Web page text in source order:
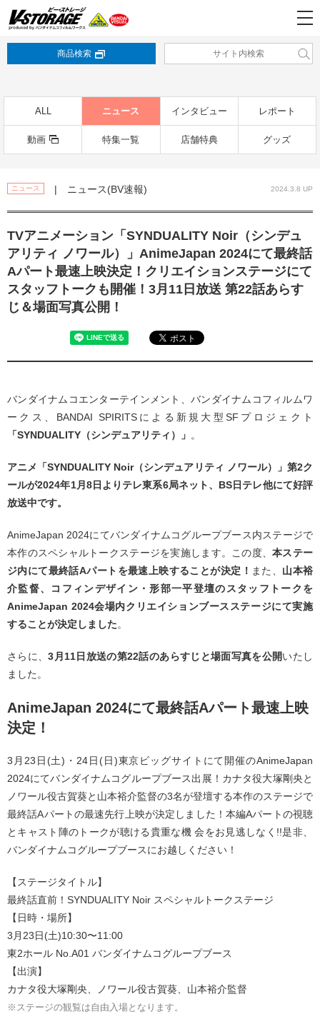
商品検索
ALL ニュース インタビュー レポート
動画 特集一覧 店舗特典 グッズ
ニュース | ニュース(BV速報) 2024.3.8 UP
TVアニメーション「SYNDUALITY Noir（シンデュ
アリティ ノワール）」AnimeJapan 2024にて最終話
Aパート最速上映決定！クリエイションステージにて
スタッフトークも開催！3月11日放送 第22話あらす
じ＆場面写真公開！
バンダイナムコエンターテインメント、バンダイナムコフィルムワ
ークス、BANDAI SPIRITSによる新規大型SFプロジェクト
「SYNDUALITY（シンデュアリティ）」 。
アニメ「SYNDUALITY Noir（シンデュアリティ ノワール）」第2ク
ールが2024年1月8日よりテレ東系6局ネット、BS日テレ他にて好評
放送中です。
AnimeJapan 2024にてバンダイナムコグループブース内ステージで
本作のスペシャルトークステージを実施します。この度、本ステー
ジ内にて最終話Aパートを最速上映することが決定！ また、 山本裕
介監督、コフィンデザイン・形部一平登壇のスタッフトークを
AnimeJapan 2024会場内クリエイションブースステージにて実施
することが決定しました。
さらに、3月11日放送の第22話のあらすじと場面写真を公開いたし
ました。
AnimeJapan 2024にて最終話Aパート最速上映
決定！
3月23日(土)・24日(日)東京ビッグサイトにて開催のAnimeJapan
2024にてバンダイナムコグループブース出展！カナタ役大塚剛央と
ノワール役古賀葵と山本裕介監督の3名が登壇する本作のステージで
最終話Aパートの最速先行上映が決定しました！本編Aパートの視聴
とキャスト陣のトークが聴ける貴重な機 会をお見逃しなく!!是非、
バンダイナムコグループブースにお越しください！
【ステージタイトル】
最終話直前！SYNDUALITY Noir スペシャルトークステージ
【日時・場所】
3月23日(土)10:30〜11:00
東2ホール No.A01 バンダイナムコグループブース
【出演】
カナタ役大塚剛央、ノワール役古賀葵、山本裕介監督
※ステージの観覧は自由入場となります。